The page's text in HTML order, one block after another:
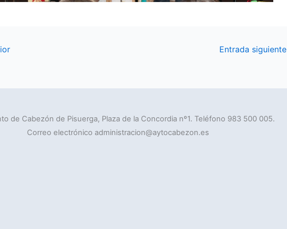
Entrada siguiente
de Cabezón de Pisuerga, Plaza de la Concordia nº1. Teléfono 983 500 005.
Correo electrónico administracion@aytocabezon.es